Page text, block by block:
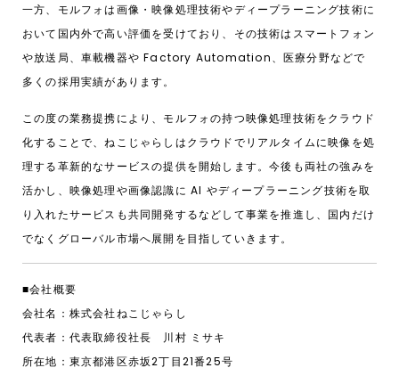
一方、モルフォは画像・映像処理技術やディープラーニング技術に
おいて国内外で高い評価を受けており、その技術はスマートフォン
や放送局、車載機器や Factory Automation、医療分野などで
多くの採用実績があります。
この度の業務提携により、モルフォの持つ映像処理技術をクラウド
化することで、ねこじゃらしはクラウドでリアルタイムに映像を処
理する革新的なサービスの提供を開始します。今後も両社の強みを
活かし、映像処理や画像認識に AI やディープラーニング技術を取
り入れたサービスも共同開発するなどして事業を推進し、国内だけ
でなくグローバル市場へ展開を目指していきます。
■会社概要
会社名：株式会社ねこじゃらし
代表者：代表取締役社長 川村 ミサキ
所在地：東京都港区赤坂2丁目21番25号